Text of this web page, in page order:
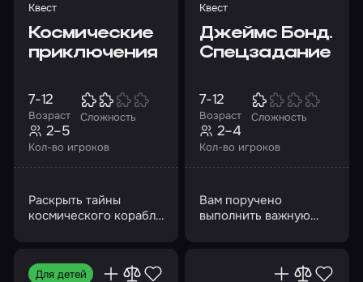
Квест
Космические
приключения
Возраст
7-12
Сложность
Кол-во игроков
2–5
Раскрыть тайны
космического корабля
Квест
Джеймс Бонд.
Спецзадание
Возраст
7-12
Сложность
Кол-во игроков
2–4
Вам поручено
выполнить важную
Для детей